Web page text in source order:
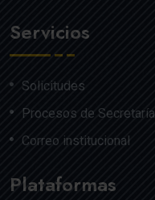
Servicios
Solicitudes
Procesos de Secretaría
Correo institucional
Plataformas